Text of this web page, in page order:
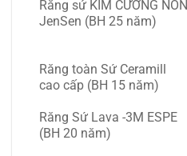
Răng sứ KIM CƯƠNG NON
JenSen (BH 25 năm)
Răng toàn Sứ Ceramill
cao cấp (BH 15 năm)
Răng Sứ Lava -3M ESPE
(BH 20 năm)